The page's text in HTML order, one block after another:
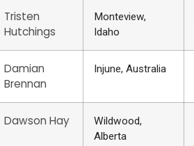
Tristen
Hutchings
Monteview,
Idaho
Damian
Brennan
Injune, Australia
Dawson Hay
Wildwood,
Alberta